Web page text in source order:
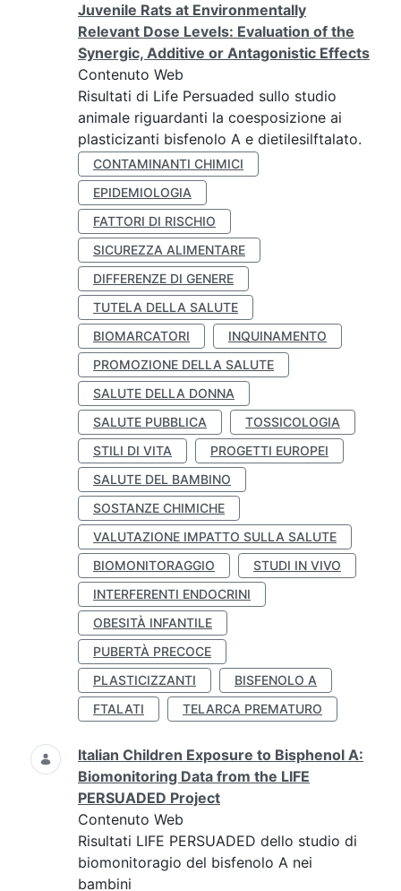
Juvenile Rats at Environmentally
Relevant Dose Levels: Evaluation of the
Synergic, Additive or Antagonistic Effects
Contenuto Web
Risultati di Life Persuaded sullo studio
animale riguardanti la coesposizione ai
plasticizanti bisfenolo A e dietilesilftalato.
CONTAMINANTI CHIMICI
EPIDEMIOLOGIA
FATTORI DI RISCHIO
SICUREZZA ALIMENTARE
DIFFERENZE DI GENERE
TUTELA DELLA SALUTE
BIOMARCATORI
INQUINAMENTO
PROMOZIONE DELLA SALUTE
SALUTE DELLA DONNA
SALUTE PUBBLICA
TOSSICOLOGIA
STILI DI VITA
PROGETTI EUROPEI
SALUTE DEL BAMBINO
SOSTANZE CHIMICHE
VALUTAZIONE IMPATTO SULLA SALUTE
BIOMONITORAGGIO
STUDI IN VIVO
INTERFERENTI ENDOCRINI
OBESITÀ INFANTILE
PUBERTÀ PRECOCE
PLASTICIZZANTI
BISFENOLO A
FTALATI
TELARCA PREMATURO
Italian Children Exposure to Bisphenol A:
Biomonitoring Data from the LIFE
PERSUADED Project
Contenuto Web
Risultati LIFE PERSUADED dello studio di
biomonitoragio del bisfenolo A nei
bambini